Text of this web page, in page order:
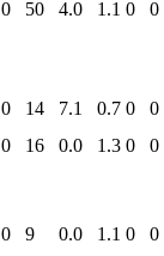
0 50 4.0 1.1 0
0
0 14 7.1 0.7 0
0
0 16 0.0 1.3 0
0
0 9 0.0 1.1 0
0